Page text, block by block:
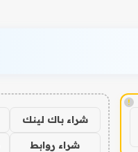
!
شراء باك لينك
شراء روابط